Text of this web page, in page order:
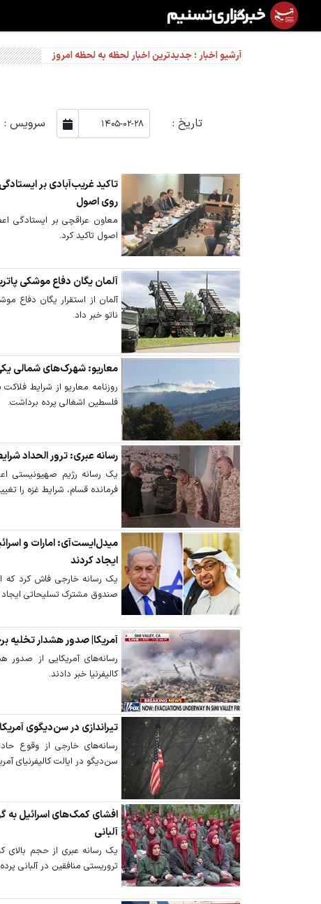
آرشیو اخبار ؛ جدیدترین اخبار لحظه به لحظه امروز
تاریخ : سرویس :
تاکید غریب‌آبادی بر
روی اصول
معاون عراقچی بر ایستادگی
اصول تاکید کرد.
آلمان یگان دفاع موشکی
آلمان از استقرار یگان دفاع
ناتو خبر داد.
معاریو: شهرک‌های شمالی
روزنامه معاریو از شرایط
فلسطین اشغالی پرده برداشت.
رسانه عبری: ترور الحداد
یک رسانه رژیم صهیونیستی
فرمانده قسام، شرایط غزه را
میدل‌ایست‌آی: امارات و
ایجاد کردند
یک رسانه خارجی فاش کرد که
صندوق مشترک تسلیحاتی ایجاد
آمریکا| صدور هشدار تخلیه
رسانه‌های آمریکایی از
کالیفرنیا خبر دادند.
تیراندازی در سن‌دیگوی
رسانه‌های خارجی از وقوع
سن‌دیگو در ایالت کالیفرنیای
افشای کمک‌های اسرائیل به
آلبانی
یک رسانه عبری از حجم
تروریستی منافقین در آلبانی